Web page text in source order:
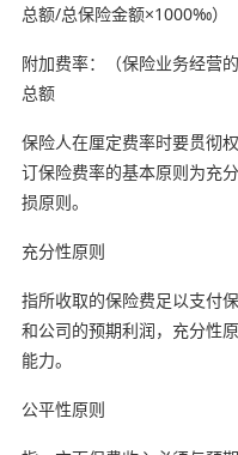
总额/总保险金额×1000‰）
附加费率：（保险业务经营
总额
保险人在厘定费率时要贯彻
订保险费率的基本原则为充
损原则。
充分性原则
指所收取的保险费足以支付
和公司的预期利润，充分性
能力。
公平性原则